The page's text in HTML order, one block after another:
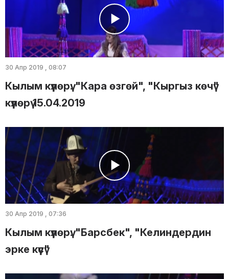
30 Апр 2019 , 08:07
Кылым күүлөрү: "Кара өзгөй", "Кыргыз көчү"
күүлөрү 15.04.2019
30 Апр 2019 , 07:36
Кылым күүлөрү: "Барсбек", "Келиндердин
эрке күүсү"